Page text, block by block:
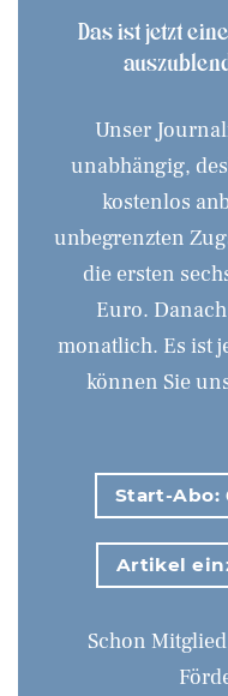
Das ist jetzt
Unser
unabhängig,
kostenlos
unbegrenzten
die ersten
Euro.
monatlich. Es ist
können Sie
Start-Abo:
Artikel
Schon